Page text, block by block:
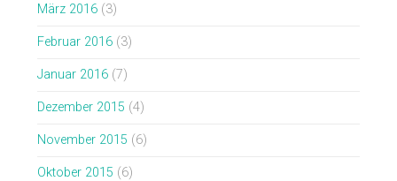
März 2016(3)
Februar 2016(3)
Januar 2016(7)
Dezember 2015 (4)
November 2015 (6)
Oktober 2015 (6)